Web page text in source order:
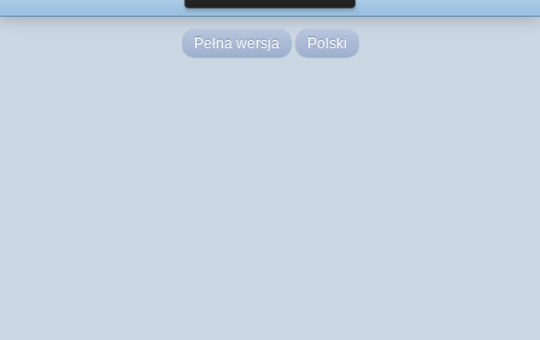
Pełna wersja Polski